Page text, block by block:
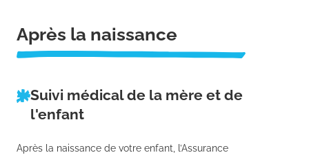
Après la naissance
Suivi médical de la mère et de
l'enfant
Après la naissance de votre enfant, l’Assurance